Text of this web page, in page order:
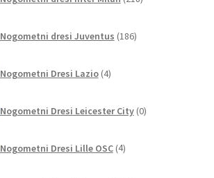
izdelkov
Nogometni dresi Juventus 186izdelkov
Nogometni Dresi Lazio 4izdelki
Nogometni Dresi Leicester City 0izdelkov
Nogometni Dresi Lille OSC 4izdelki